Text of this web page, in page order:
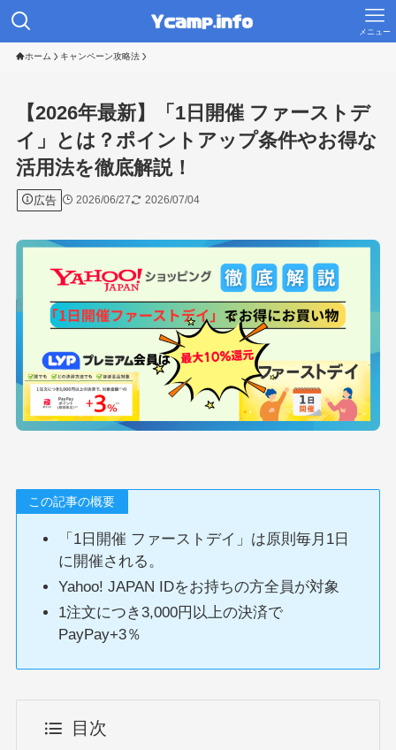
メニュー
ホーム キャンペーン攻略法
【2026年最新】「1日開催 ファーストデ
イ」とは？ポイントアップ条件やお得な
活用法を徹底解説！
広告 2026/06/27 2026/07/04
この記事の概要
「1日開催 ファーストデイ」は原則毎月1日
に開催される。
Yahoo! JAPAN IDをお持ちの方全員が対象
1注文につき3,000円以上の決済で
PayPay+3％
目次